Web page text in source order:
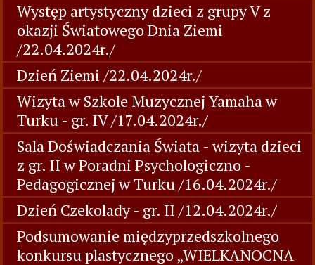
Występ artystyczny dzieci z grupy V z
okazji Światowego Dnia Ziemi
/22.04.2024r./
Dzień Ziemi /22.04.2024r./
Wizyta w Szkole Muzycznej Yamaha w
Turku - gr. IV /17.04.2024r./
Sala Doświadczania Świata - wizyta dzieci
z gr. II w Poradni Psychologiczno -
Pedagogicznej w Turku /16.04.2024r./
Dzień Czekolady - gr. II /12.04.2024r./
Podsumowanie międzyprzedszkolnego
konkursu plastycznego „WIELKANOCNA